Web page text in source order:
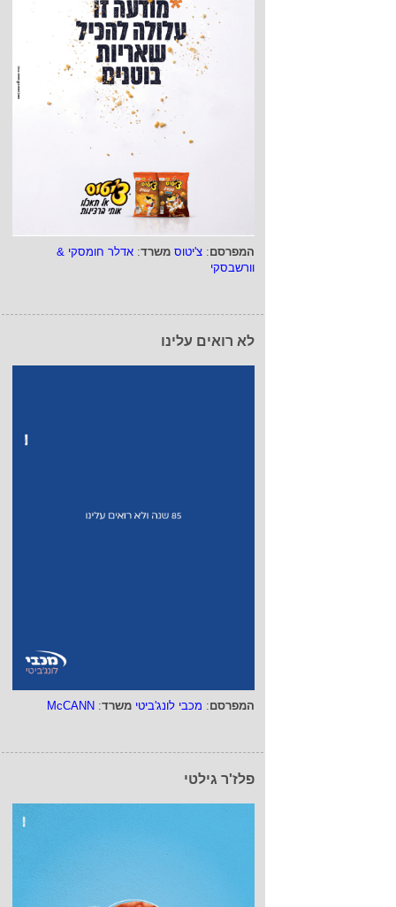
המפרסם: צ'יטוס משרד: אדלר חומסקי &
וורשבסקי
לא רואים עלינו
המפרסם: מכבי לונג'ביטי משרד:
McCANN
פלז'ר גילטי